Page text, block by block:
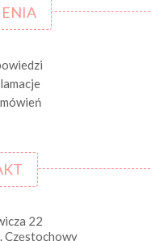
22
Częstochowy